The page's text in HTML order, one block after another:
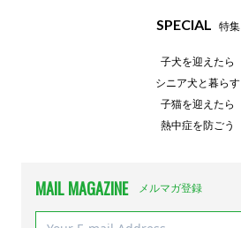
SPECIAL 特集
子犬を迎えたら
シニア犬と暮らす
子猫を迎えたら
熱中症を防ごう
MAIL MAGAZINE メルマガ登録